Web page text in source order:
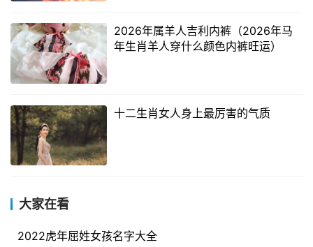
2026年属羊人吉利内裤（2026年马
年生肖羊人穿什么颜色内裤旺运）
十二生肖女人身上最厉害的气质
大家在看
2022虎年屈姓女孩名字大全